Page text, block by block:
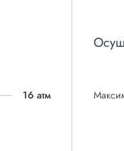
16 атм